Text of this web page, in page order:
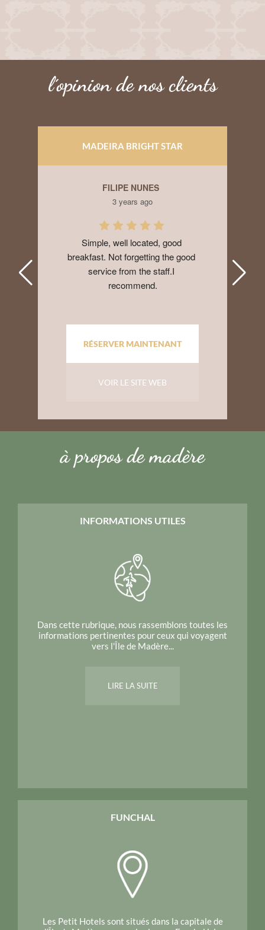
l´opinion de nos clients
MADEIRA BRIGHT STAR
FILIPE NUNES
3 years ago
Simple, well located, good
breakfast. Not forgetting the good
service from the staff.I
recommend.
RÉSERVER MAINTENANT
VOIR LE SITE WEB
à propos de madère
INFORMATIONS UTILES
Dans cette rubrique, nous rassemblons toutes les
informations pertinentes pour ceux qui voyagent
vers l'Île de Madère...
LIRE LA SUITE
FUNCHAL
Les Petit Hotels sont situés dans la capitale de